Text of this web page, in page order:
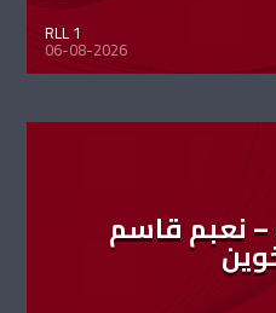
RLL 1
06-08-2026
نعبم قاسم